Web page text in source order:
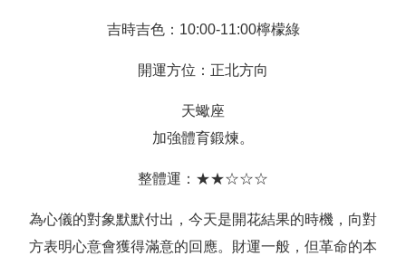
吉時吉色：10:00-11:00檸檬綠
開運方位：正北方向
天蠍座
加強體育鍛煉。
整體運：★★☆☆☆
為心儀的對象默默付出，今天是開花結果的時機，向對
方表明心意會獲得滿意的回應。財運一般，但革命的本